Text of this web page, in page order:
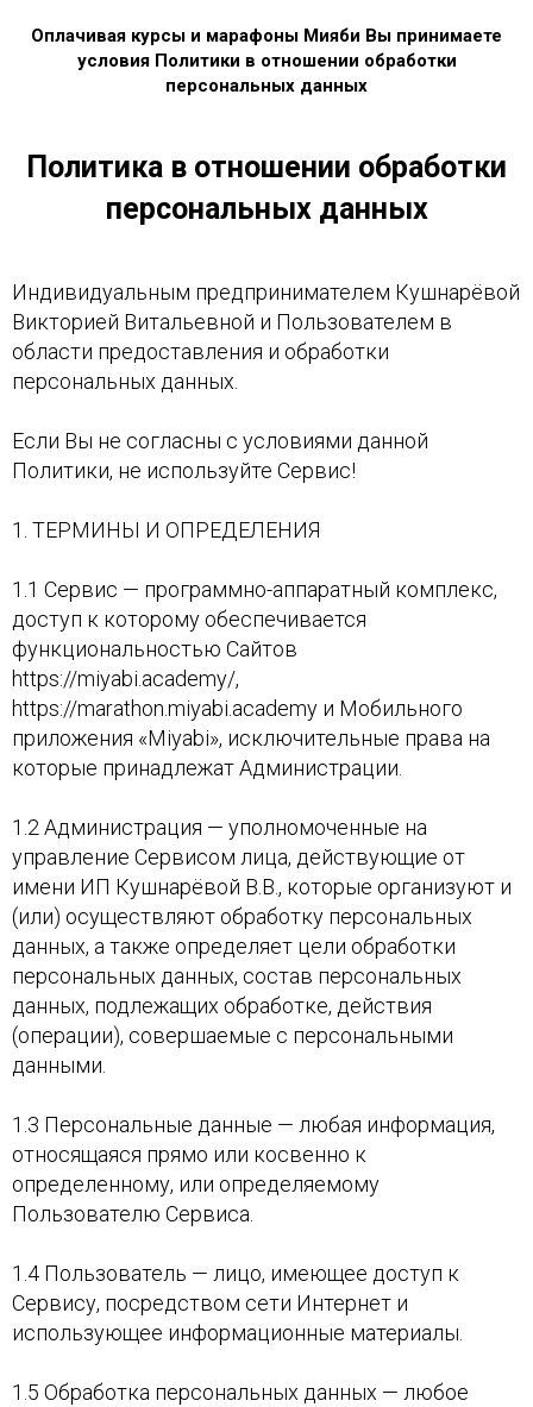
Оплачивая курсы и марафоны Мияби Вы принимаете
условия Политики в отношении обработки
персональных данных
Политика в отношении обработки
персональных данных
Индивидуальным предпринимателем Кушнарёвой
Викторией Витальевной и Пользователем в
области предоставления и обработки
персональных данных.
Если Вы не согласны с условиями данной
Политики, не используйте Сервис!
1. ТЕРМИНЫ И ОПРЕДЕЛЕНИЯ
1.1 Сервис — программно-аппаратный комплекс,
доступ к которому обеспечивается
функциональностью Сайтов
https://miyabi.academy/,
https://marathon.miyabi.academy и Мобильного
приложения «Miyabi», исключительные права на
которые принадлежат Администрации.
1.2 Администрация — уполномоченные на
управление Сервисом лица, действующие от
имени ИП Кушнарёвой В.В., которые организуют и
(или) осуществляют обработку персональных
данных, а также определяет цели обработки
персональных данных, состав персональных
данных, подлежащих обработке, действия
(операции), совершаемые с персональными
данными.
1.3 Персональные данные — любая информация,
относящаяся прямо или косвенно к
определенному, или определяемому
Пользователю Сервиса.
1.4 Пользователь — лицо, имеющее доступ к
Сервису, посредством сети Интернет и
использующее информационные материалы.
1.5 Обработка персональных данных — любое